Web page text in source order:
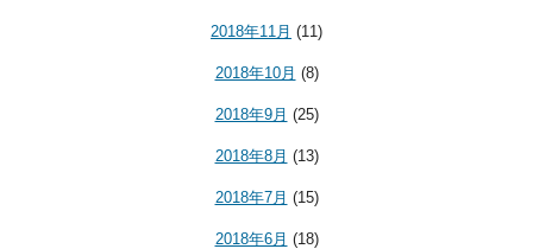
2018年11月 (11)
2018年10月 (8)
2018年9月 (25)
2018年8月 (13)
2018年7月 (15)
2018年6月 (18)